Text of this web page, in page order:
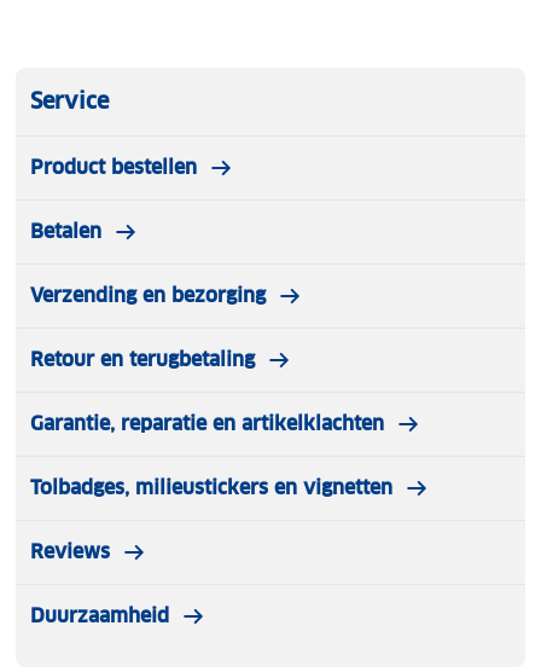
Service
Product bestellen
Betalen
Verzending en bezorging
Retour en terugbetaling
Garantie, reparatie en artikelklachten
Tolbadges, milieustickers en vignetten
Reviews
Duurzaamheid